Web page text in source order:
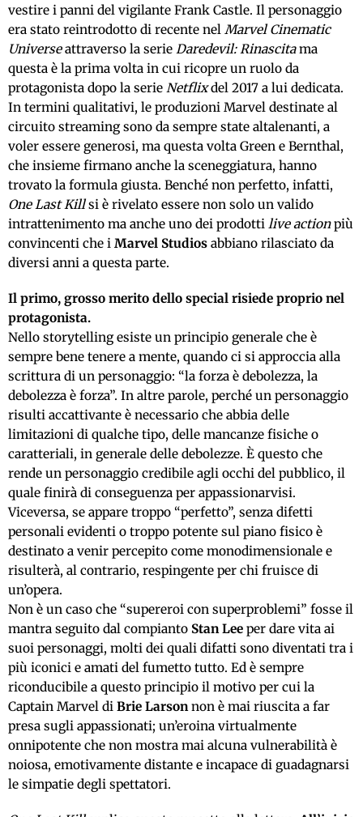
vestire i panni del vigilante Frank Castle. Il personaggio
era stato reintrodotto di recente nel Marvel Cinematic
Universeattraverso la serie Daredevil: Rinascitama
questa è la prima volta in cui ricopre un ruolo da
protagonista dopo la serie Netflixdel 2017 a lui dedicata.
In termini qualitativi, le produzioni Marvel destinate al
circuito streaming sono da sempre state altalenanti, a
voler essere generosi, ma questa volta Green e Bernthal,
che insieme firmano anche la sceneggiatura, hanno
trovato la formula giusta. Benché non perfetto, infatti,
One Last Killsi è rivelato essere non solo un valido
intrattenimento ma anche uno dei prodotti live actionpiù
convincenti che i Marvel Studios abbiano rilasciato da
diversi anni a questa parte.
Il primo, grosso merito dello special risiede proprio nel
protagonista.
Nello storytelling esiste un principio generale che è
sempre bene tenere a mente, quando ci si approccia alla
scrittura di un personaggio: “la forza è debolezza, la
debolezza è forza”. In altre parole, perché un personaggio
risulti accattivante è necessario che abbia delle
limitazioni di qualche tipo, delle mancanze fisiche o
caratteriali, in generale delle debolezze. È questo che
rende un personaggio credibile agli occhi del pubblico, il
quale finirà di conseguenza per appassionarvisi.
Viceversa, se appare troppo “perfetto”, senza difetti
personali evidenti o troppo potente sul piano fisico è
destinato a venir percepito come monodimensionale e
risulterà, al contrario, respingente per chi fruisce di
un’opera.
Non è un caso che “supereroi con superproblemi” fosse il
mantra seguito dal compianto Stan Lee per dare vita ai
suoi personaggi, molti dei quali difatti sono diventati tra i
più iconici e amati del fumetto tutto. Ed è sempre
riconducibile a questo principio il motivo per cui la
Captain Marvel di Brie Larsonnon è mai riuscita a far
presa sugli appassionati; un’eroina virtualmente
onnipotente che non mostra mai alcuna vulnerabilità è
noiosa, emotivamente distante e incapace di guadagnarsi
le simpatie degli spettatori.